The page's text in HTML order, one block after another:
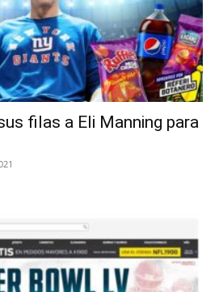
filas a Eli Manning para